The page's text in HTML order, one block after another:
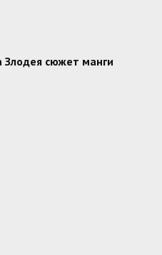
Злодея сюжет манги